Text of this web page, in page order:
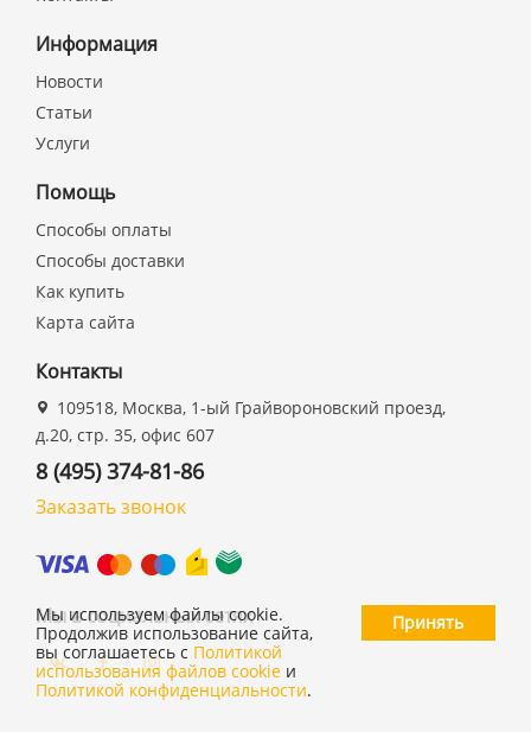
Информация
Новости
Статьи
Услуги
Помощь
Способы оплаты
Способы доставки
Как купить
Карта сайта
Контакты
109518, Москва, 1-ый Грайвороновский проезд,
д.20, стр. 35, офис 607
8 (495) 374-81-86
Заказать звонок
Мы в социальных сетях
Мы используем файлы cookie.
Продолжив использование сайта,
вы соглашаетесь с Политикой
использования файлов cookie и
Политикой конфиденциальности.
Принять